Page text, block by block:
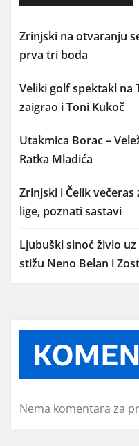
Zrinjski na otvaranju
prva tri boda
Veliki golf spektakl na
zaigrao i Toni Kukoč
Utakmica Borac –
Ratka Mladića
Zrinjski i Čelik
lige, poznati sastavi
Ljubuški sinoć živio uz
stižu Neno Belan i
Nema komentara za